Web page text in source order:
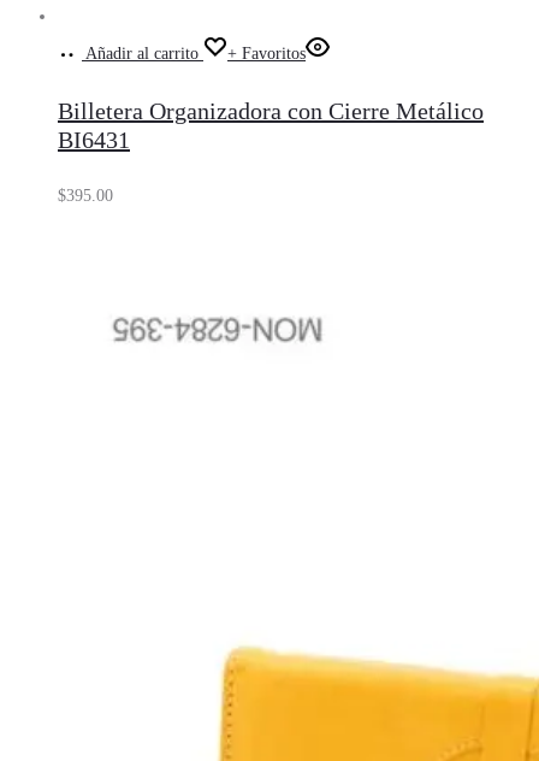
Añadir al carrito + Favoritos
Billetera Organizadora con Cierre Metálico
BI6431
$395.00